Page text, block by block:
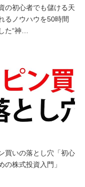
の初心者でも儲ける天
るノウハウを50時間
た“神…
買いの落とし穴「初心
の株式投資入門」